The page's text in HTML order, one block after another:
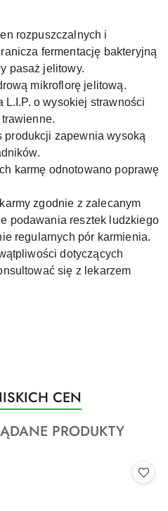
rozpuszczalnych i
fermentację bakteryjną
pasaż jelitowy.
mikroflorę jelitową.
L.I.P. o wysokiej strawności
produkcji zapewnia wysoką
karmę odnotowano poprawę
zgodnie z zalecanym
podawania resztek ludzkiego
regularnych pór karmienia.
dotyczących
się z lekarzem
CEN
PRODUKTY